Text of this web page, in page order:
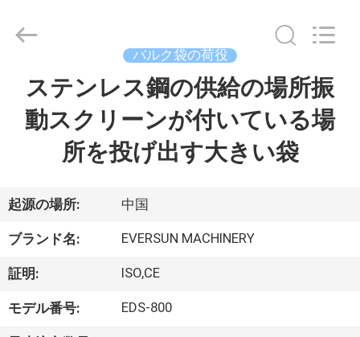
ダ
ク
ト
2020
Machinery
バルク袋の荷役
ステンレス鋼の供給の場所振
動スクリーンが付いている場
所を投げ出す大きい袋
起源の場所: 中国
ブランド名: EVERSUN MACHINERY
証明: ISO,CE
モデル番号: EDS-800